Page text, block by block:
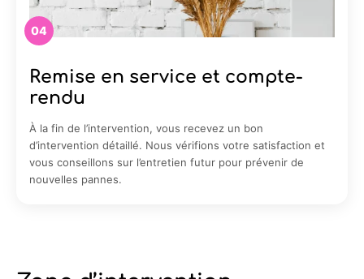
04
Remise en service et compte-
rendu
À la fin de l’intervention, vous recevez un bon
d’intervention détaillé. Nous vérifions votre satisfaction et
vous conseillons sur l’entretien futur pour prévenir de
nouvelles pannes.